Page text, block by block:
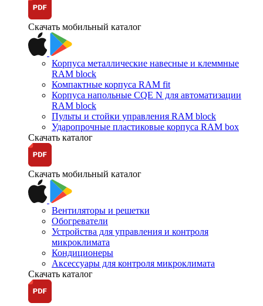
Скачать мобильный каталог
Корпуса металлические навесные и клеммные
RAM block
Компактные корпуса RAM fit
Корпуса напольные CQE N для автоматизации
RAM block
Пульты и стойки управления RAM block
Ударопрочные пластиковые корпуса RAM box
Скачать каталог
Скачать мобильный каталог
Вентиляторы и решетки
Обогреватели
Устройства для управления и контроля
микроклимата
Кондиционеры
Аксессуары для контроля микроклимата
Скачать каталог